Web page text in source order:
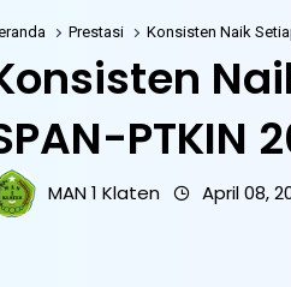
Prestasi Konsisten Naik
PTKIN
MAN 1 Klaten April 08,